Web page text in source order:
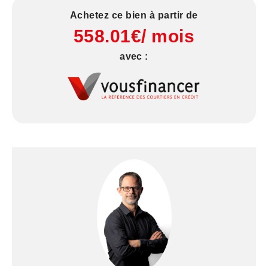
Achetez ce bien à partir de
558.01€/ mois
avec :